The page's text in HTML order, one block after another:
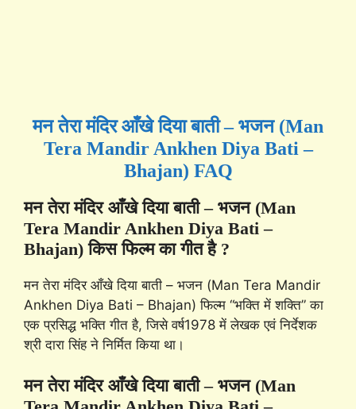
मन तेरा मंदिर आँखे दिया बाती – भजन (Man
Tera Mandir Ankhen Diya Bati –
Bhajan) FAQ
मन तेरा मंदिर आँखे दिया बाती – भजन (Man
Tera Mandir Ankhen Diya Bati –
Bhajan) किस फिल्म का गीत है ?
मन तेरा मंदिर आँखे दिया बाती – भजन (Man Tera Mandir
Ankhen Diya Bati – Bhajan) फिल्म “भक्ति में शक्ति” का
एक प्रसिद्ध भक्ति गीत है, जिसे वर्ष1978 में लेखक एवं निर्देशक
श्री दारा सिंह ने निर्मित किया था।
मन तेरा मंदिर आँखे दिया बाती – भजन (Man